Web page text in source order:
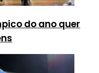
do ano quer